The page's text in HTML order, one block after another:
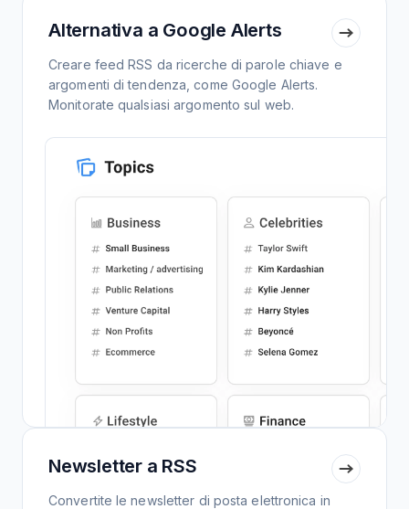
Alternativa a Google Alerts
Creare feed RSS da ricerche di parole chiave e
argomenti di tendenza, come Google Alerts.
Monitorate qualsiasi argomento sul web.
Newsletter a RSS
Convertite le newsletter di posta elettronica in